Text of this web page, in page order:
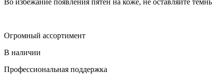
Огромный ассортимент
В наличии
Профессиональная поддержка